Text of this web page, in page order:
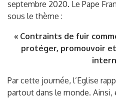
septembre 2020. Le Pape
sous le thème :
« Contraints de fuir
protéger, promouvoir
Par cette journée, l’Eglise
partout dans le monde.